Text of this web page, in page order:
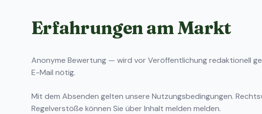
Erfahrungen am Markt
Anonyme Bewertung — wird vor Veröffentlichung redaktionell
E-Mail nötig.
Mit dem Absenden gelten unsere Nutzungsbedingungen.
Regelverstöße können Sie überInhalt melden melden.